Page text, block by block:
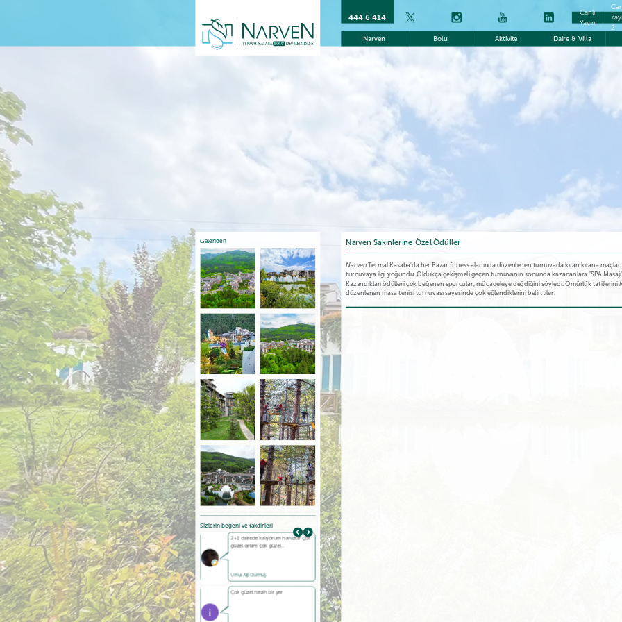
444 6 414
Canlı
Yayın
2
Narven Bolu Aktivite Daire & Villa
Galeriden
Sizlerin beğeni ve takdirleri
Güzel bir tesis . Havuzlar ve tesis
temiz ,…
Ş. Özgül
Beş yıldızlı bir devre tatil
2+1 dairede kalıyorum havuzlar çok
güzel ortam çok güzel…
Umut Alp Durmuş
Çok güzel nezih bir yer
Narven Sakinlerine Özel Ödüller
NarvenTermal Kasaba'da her Pazar fitness alanında düzenlenen turnuvada kıran kırana maçlar
turnuvaya ilgi yoğundu. Oldukça çekişmeli geçen turnuvanın sonunda kazananlara "SPA
Kazandıkları ödülleri çok beğenen sporcular, mücadeleye değdiğini söyledi. Ömürlük tatillerini
düzenlenen masa tenisi turnuvası sayesinde çok eğlendiklerini belirttiler.